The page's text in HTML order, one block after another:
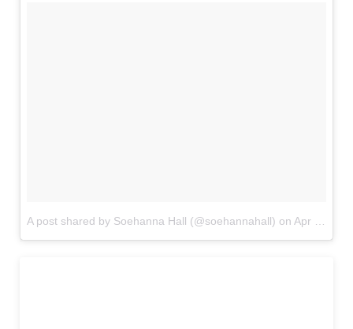
A post shared by Soehanna Hall (@soehannahall) on Apr 13, 2018 at 12:04am PDT